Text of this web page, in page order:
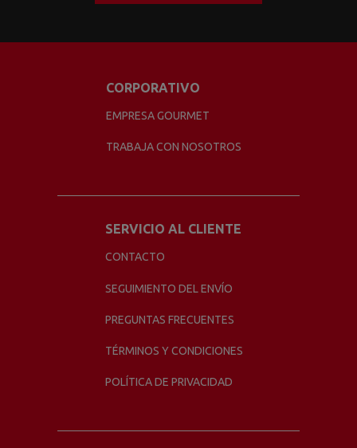
CORPORATIVO
EMPRESA GOURMET
TRABAJA CON NOSOTROS
SERVICIO AL CLIENTE
CONTACTO
SEGUIMIENTO DEL ENVÍO
PREGUNTAS FRECUENTES
TÉRMINOS Y CONDICIONES
POLÍTICA DE PRIVACIDAD